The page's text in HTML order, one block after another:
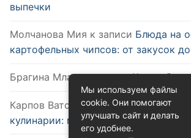
выпечки
Молчанова Мия к записи Блюда на
картофельных чипсов: от закусок
Брагина Младак записиКак
Карпов Ватславк записиУдобство
кулинарии: микроволновка
Мы используем файлы
cookie. Они помогают
улучшать сайт и делать
его удобнее.